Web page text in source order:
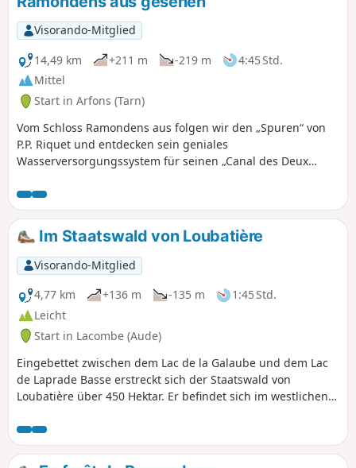
Visorando-Mitglied
14,49 km
+211 m -219 m
4:45 Std.
Mittel
Start in Arfons (Tarn)
Vom Schloss Ramondens aus folgen wir den „Spuren“ von
P.P. Riquet und entdecken sein geniales
Wasserversorgungssystem für seinen „Canal des Deux
Montagne Noire errichtet wurde, bevor wir das Bassin du
Lampy Neuf erreichen, das später angelegt wurde, um den
notwendigen Wasserüberschuss für den Canal de Jonction
bereitzustellen, der Verbindung zwischen dem Canal du
Midi und dem Canal de la Robine in Narbonne. Seien Sie
auf einem Abschnitt der Route, der abseits des Weges
verläuft, besonders aufmerksam (weitere Einzelheiten in
der Wegbeschreibung)
Im Staatswald von Loubatière
Visorando-Mitglied
4,77 km
+136 m -135 m
1:45 Std.
Leicht
Start in Lacombe (Aude)
Eingebettet zwischen dem Lac de la Galaube und dem Lac
de Laprade Basse erstreckt sich der Staatswald von
Loubatière über 450 Hektar. Er befindet sich im westlichen
Montagne Noire im Departement Aude bedeckt. Dieser
zusammenhängende, vollständig bewaldete Wald, der sich
auf einer Höhe von 660 bis 885 Metern erstreckt, bildet den